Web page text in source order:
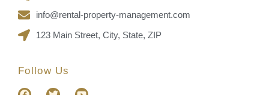
info@rental-property-management.com
123 Main Street, City, State, ZIP
Follow Us